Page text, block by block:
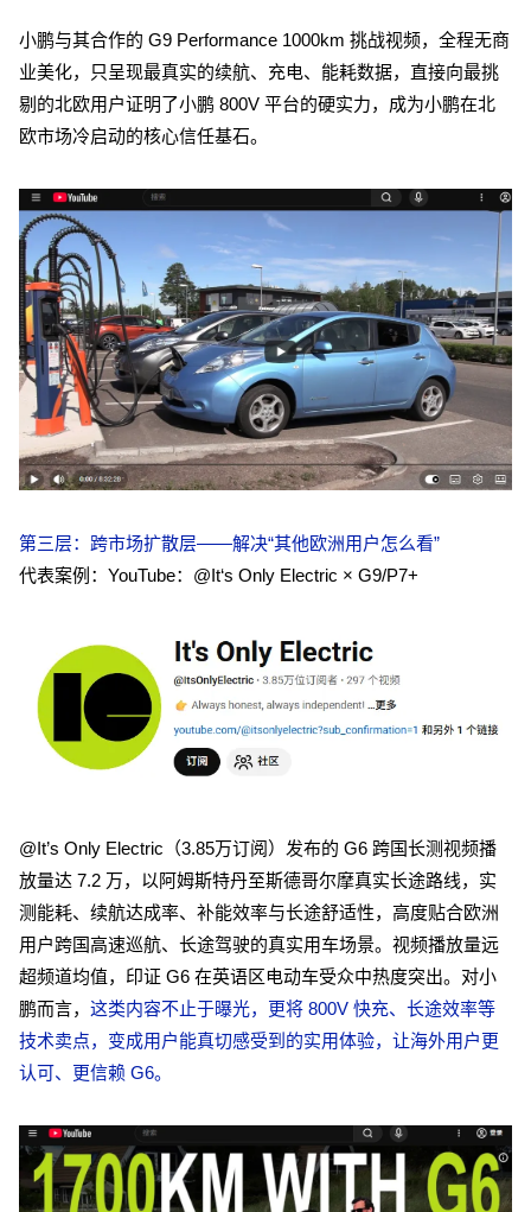
小鹏与其合作的 G9 Performance 1000km 挑战视频，全程无商
业美化，只呈现最真实的续航、充电、能耗数据，直接向最挑
剔的北欧用户证明了小鹏 800V 平台的硬实力，成为小鹏在北
欧市场冷启动的核心信任基石。
第三层：跨市场扩散层——解决“其他欧洲用户怎么看”
代表案例：YouTube：@It‘s Only Electric × G9/P7+
@It’s Only Electric（3.85万订阅）发布的 G6 跨国长测视频播
放量达 7.2 万，以阿姆斯特丹至斯德哥尔摩真实长途路线，实
测能耗、续航达成率、补能效率与长途舒适性，高度贴合欧洲
用户跨国高速巡航、长途驾驶的真实用车场景。视频播放量远
超频道均值，印证 G6 在英语区电动车受众中热度突出。对小
鹏而言， 这类内容不止于曝光，更将 800V 快充、长途效率等
技术卖点，变成用户能真切感受到的实用体验，让海外用户更
认可、更信赖 G6。